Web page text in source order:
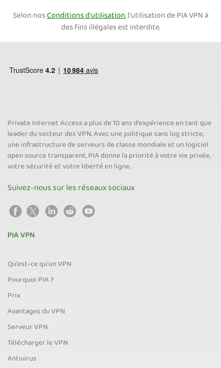
Selon nosConditions d'utilisation, l'utilisation de PIA VPN à
des fins illégales est interdite.
Private Internet Access a plus de 10 ans d'expérience en tant que
leader du secteur des VPN. Avec une politique sans log stricte,
une infrastructure de serveurs de classe mondiale et un logiciel
open source transparent, PIA donne la priorité à votre vie privée,
votre sécurité et votre liberté en ligne.
Suivez-nous sur les réseaux sociaux
PIA VPN
Qu'est-ce qu'un VPN
Pourquoi PIA ?
Prix
Avantages du VPN
Serveur VPN
Télécharger le VPN
Antivirus